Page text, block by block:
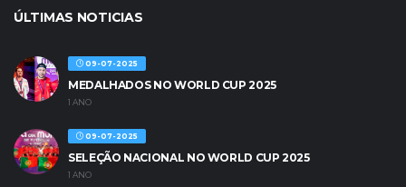
ÚLTIMAS NOTICIAS
09-07-2025
MEDALHADOS NO WORLD CUP 2025
1 ANO
09-07-2025
SELEÇÃO NACIONAL NO WORLD CUP 2025
1 ANO